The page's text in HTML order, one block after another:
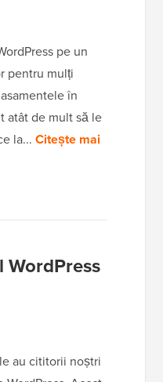
pe un
pentru mulți
în
atât de mult să le
la... Citește mai
au cititorii noștri